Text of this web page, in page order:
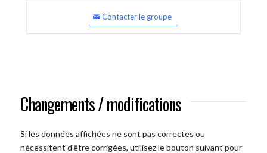
Contacter le groupe
Changements / modifications
Si les données affichées ne sont pas correctes ou
nécessitent d'être corrigées, utilisez le bouton suivant pour